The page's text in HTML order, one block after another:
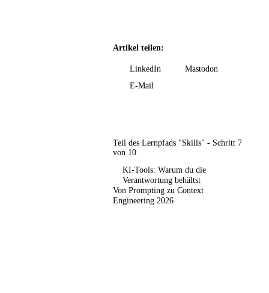
Artikel teilen:
LinkedIn
Mastodon
E-Mail
Teil des Lernpfads "Skills" - Schritt 7
von 10
KI-Tools: Warum du die
Verantwortung behältst
Von Prompting zu Context
Engineering 2026